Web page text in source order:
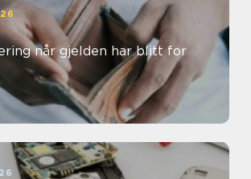
har blitt for